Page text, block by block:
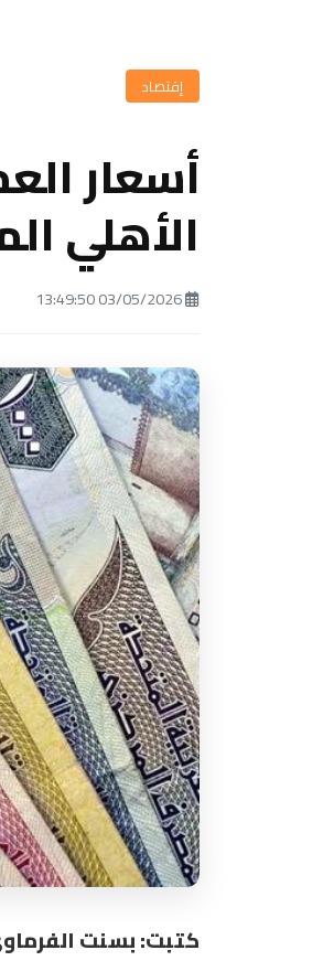
إقتصاد
أسعار
الأهلي
كتبت: بسنت